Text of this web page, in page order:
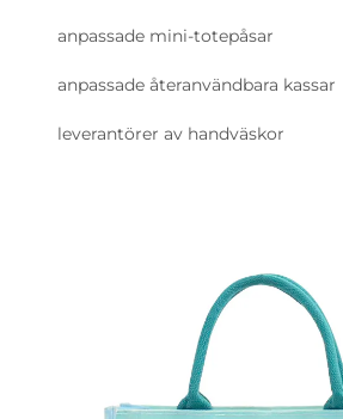
anpassade mini-totepåsar
anpassade återanvändbara kassar
leverantörer av handväskor